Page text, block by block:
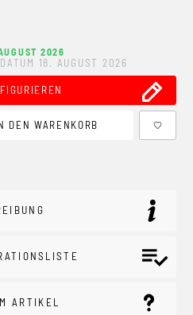
2026
18. AUGUST 2026
Wert ein oder
DEN WARENKORB
ARTIKEL